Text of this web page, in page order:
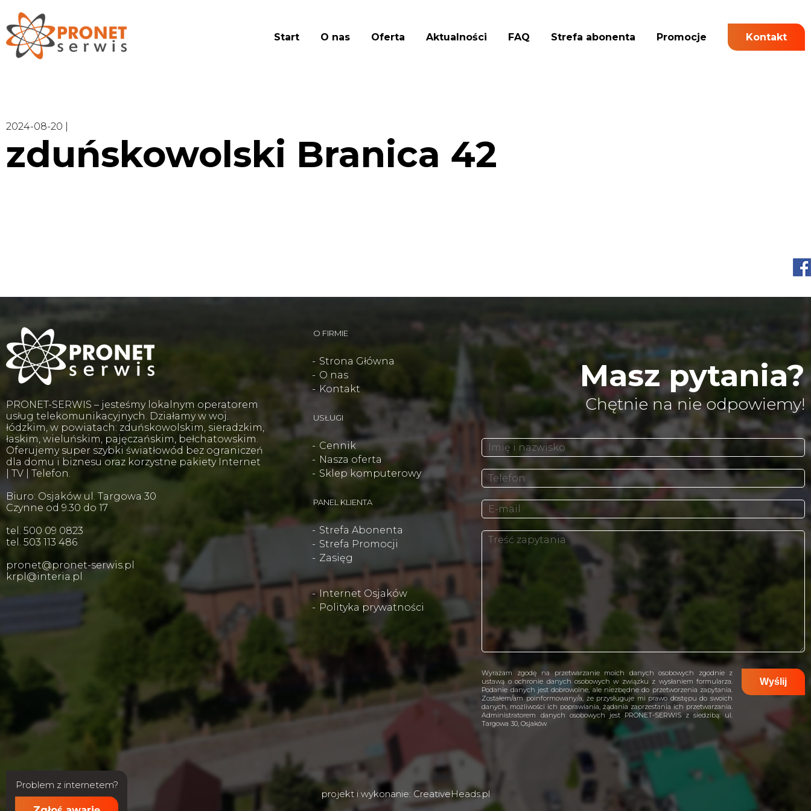
Start O nas Oferta Aktualności FAQ Strefa abonenta Promocje Kontakt
Problem z internetem?
2024-08-20 |
zduńskowolski Branica 42
PRONET-SERWIS – jesteśmy lokalnym operatorem
usług telekomunikacyjnych. Działamy w woj.
łódzkim, w powiatach: zduńskowolskim, sieradzkim,
łaskim, wieluńskim, pajęczańskim, bełchatowskim.
Oferujemy super szybki światłowód bez ograniczeń
dla domu i biznesu oraz korzystne pakiety Internet
| TV | Telefon.
Biuro: Osjaków ul. Targowa 30
Czynne od 9.30 do 17
tel. 500 09 0823
tel. 503 113 486
pronet@pronet-serwis.pl
krpl@interia.pl
O FIRMIE
Strona Główna
O nas
Kontakt
USŁUGI
Cennik
Nasza oferta
Sklep komputerowy
PANEL KLIENTA
Strefa Abonenta
Strefa Promocji
Zasięg
Internet Osjaków
Polityka prywatności
Masz pytania?
Chętnie na nie odpowiemy!
Wyrażam zgodę na przetwarzanie moich danych osobowych zgodnie z
ustawą o ochronie danych osobowych w związku z wysłaniem formularza.
Podanie danych jest dobrowolne, ale niezbędne do przetworzenia zapytania.
Zostałem/am poinformowany/a, że przysługuje mi prawo dostępu do swoich
danych, możliwości ich poprawiania, żądania zaprzestania ich przetwarzania.
Administratorem danych osobowych jest PRONET-SERWIS z siedzibą: ul.
Targowa 30, Osjaków
projekt i wykonanie: CreativeHeads.pl